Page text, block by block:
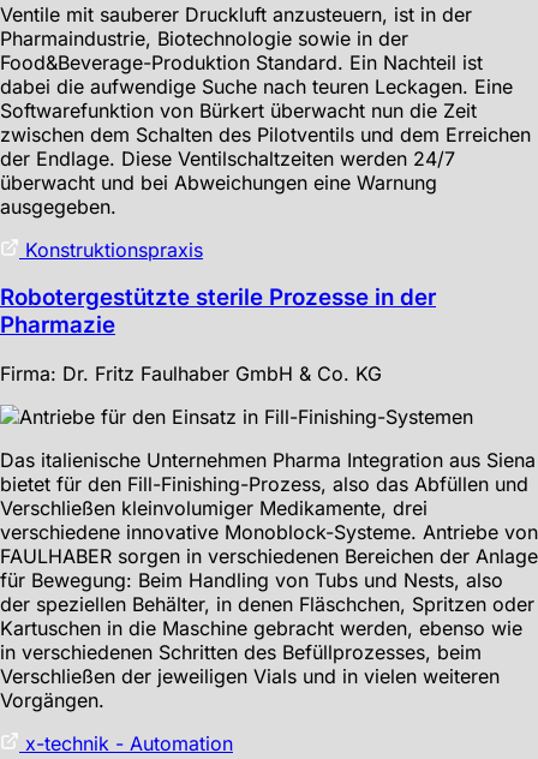
Ventile mit sauberer Druckluft anzusteuern, ist in der
Pharmaindustrie, Biotechnologie sowie in der
Food&Beverage-Produktion Standard. Ein Nachteil ist
dabei die aufwendige Suche nach teuren Leckagen. Eine
Softwarefunktion von Bürkert überwacht nun die Zeit
zwischen dem Schalten des Pilotventils und dem Erreichen
der Endlage. Diese Ventilschaltzeiten werden 24/7
überwacht und bei Abweichungen eine Warnung
ausgegeben.
Konstruktionspraxis
Robotergestützte sterile Prozesse in der
Pharmazie
Firma: Dr. Fritz Faulhaber GmbH & Co. KG
Das italienische Unternehmen Pharma Integration aus Siena
bietet für den Fill-Finishing-Prozess, also das Abfüllen und
Verschließen kleinvolumiger Medikamente, drei
verschiedene innovative Monoblock-Systeme. Antriebe von
FAULHABER sorgen in verschiedenen Bereichen der Anlage
für Bewegung: Beim Handling von Tubs und Nests, also
der speziellen Behälter, in denen Fläschchen, Spritzen oder
Kartuschen in die Maschine gebracht werden, ebenso wie
in verschiedenen Schritten des Befüllprozesses, beim
Verschließen der jeweiligen Vials und in vielen weiteren
Vorgängen.
x-technik - Automation